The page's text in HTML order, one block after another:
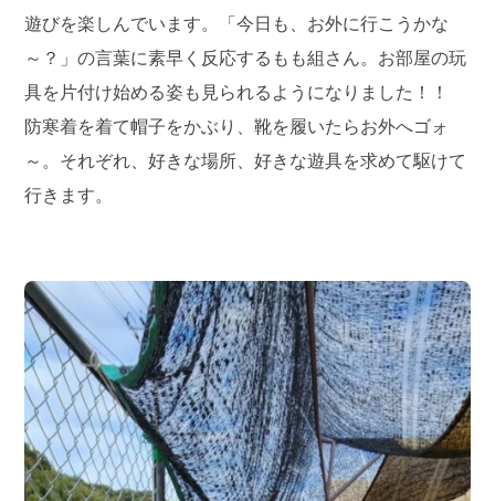
遊びを楽しんでいます。「今日も、お外に行こうかな
～？」の言葉に素早く反応するもも組さん。お部屋の玩
具を片付け始める姿も見られるようになりました！！
防寒着を着て帽子をかぶり、靴を履いたらお外へゴォ
～。それぞれ、好きな場所、好きな遊具を求めて駆けて
行きます。